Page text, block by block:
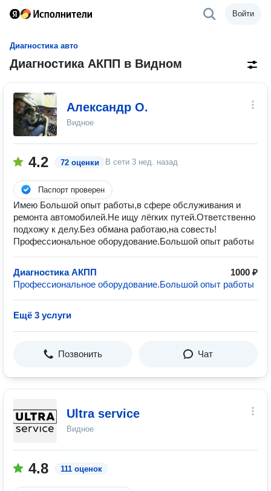
Войти
Диагностика авто
Диагностика АКПП в Видном
Александр О.
Видное
4.2 72 оценки В сети 3 нед. назад
Паспорт проверен
Имею Большой опыт работы,в сфере обслуживания и
ремонта автомобилей.Не ищу лёгких путей.Ответственно
подхожу к делу.Без обмана работаю,на совесть!
Профессиональное оборудование.Большой опыт работы
Диагностика АКПП
1000 ₽
Профессиональное оборудование.Большой опыт работы
Ещё 3 услуги
Позвонить Чат
Ultra service
Видное
4.8 111 оценок